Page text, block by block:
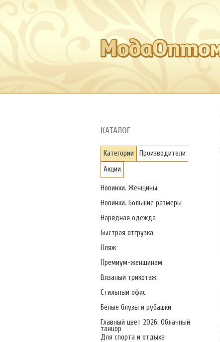
КАТАЛОГ
Категории
Производители
Акции
Новинки. Женщины
Новинки. Большие размеры
Нарядная одежда
Быстрая отгрузка
Пляж
Премиум-женщинам
Вязаный трикотаж
Стильный офис
Белые блузы и рубашки
Главный цвет 2026: Облачный
танцор
Для спорта и отдыха